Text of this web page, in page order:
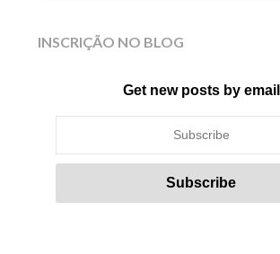
INSCRIÇÃO NO BLOG
Get new posts by email